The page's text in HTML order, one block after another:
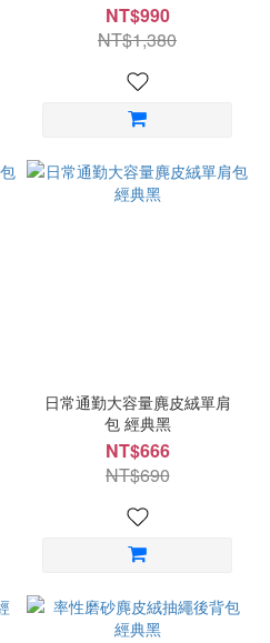
NT$990
NT$1,380
日常通勤大容量麂皮絨單肩
包 經典黑
NT$666
NT$690